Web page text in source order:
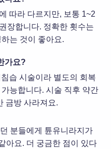
따라 다르지만, 보통 1~2
장합니다. 정확한 횟수는
는 것이 좋아요.
가요?
습 시술이라 별도의 회복
능합니다. 시술 직후 약간
금방 사라져요.
분들에게 튠유니라지가
아요. 더 궁금한 점이 있다